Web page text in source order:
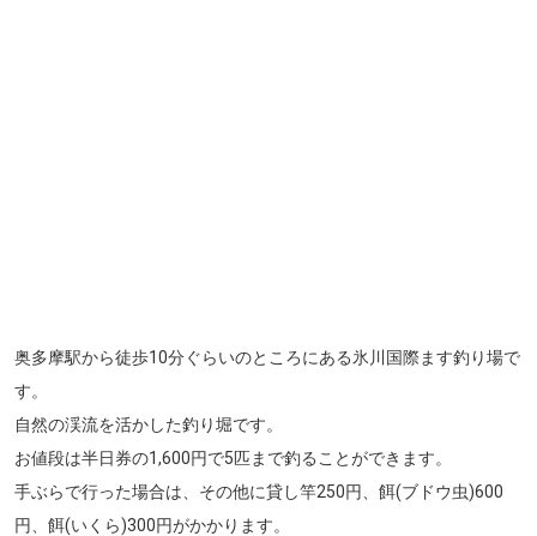
奥多摩駅から徒歩10分ぐらいのところにある氷川国際ます釣り場で
す。
自然の渓流を活かした釣り堀です。
お値段は半日券の1,600円で5匹まで釣ることができます。
手ぶらで行った場合は、その他に貸し竿250円、餌(ブドウ虫)600
円、餌(いくら)300円がかかります。